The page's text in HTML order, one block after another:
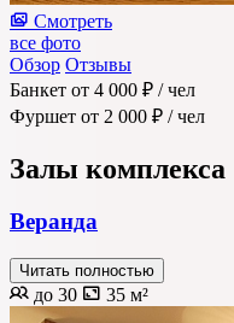
Смотреть
все фото
Обзор Отзывы
Банкет от 4 000 ₽ / чел
Фуршет от 2 000 ₽ / чел
Залы комплекса
Веранда
Читать полностью
до 30 35 м²